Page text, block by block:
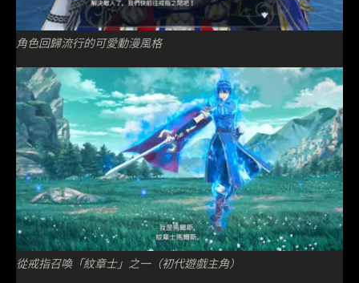
角色回歸流行的可愛動漫風格
從戒指召喚「紋章士」之一（初代遊戲主角）